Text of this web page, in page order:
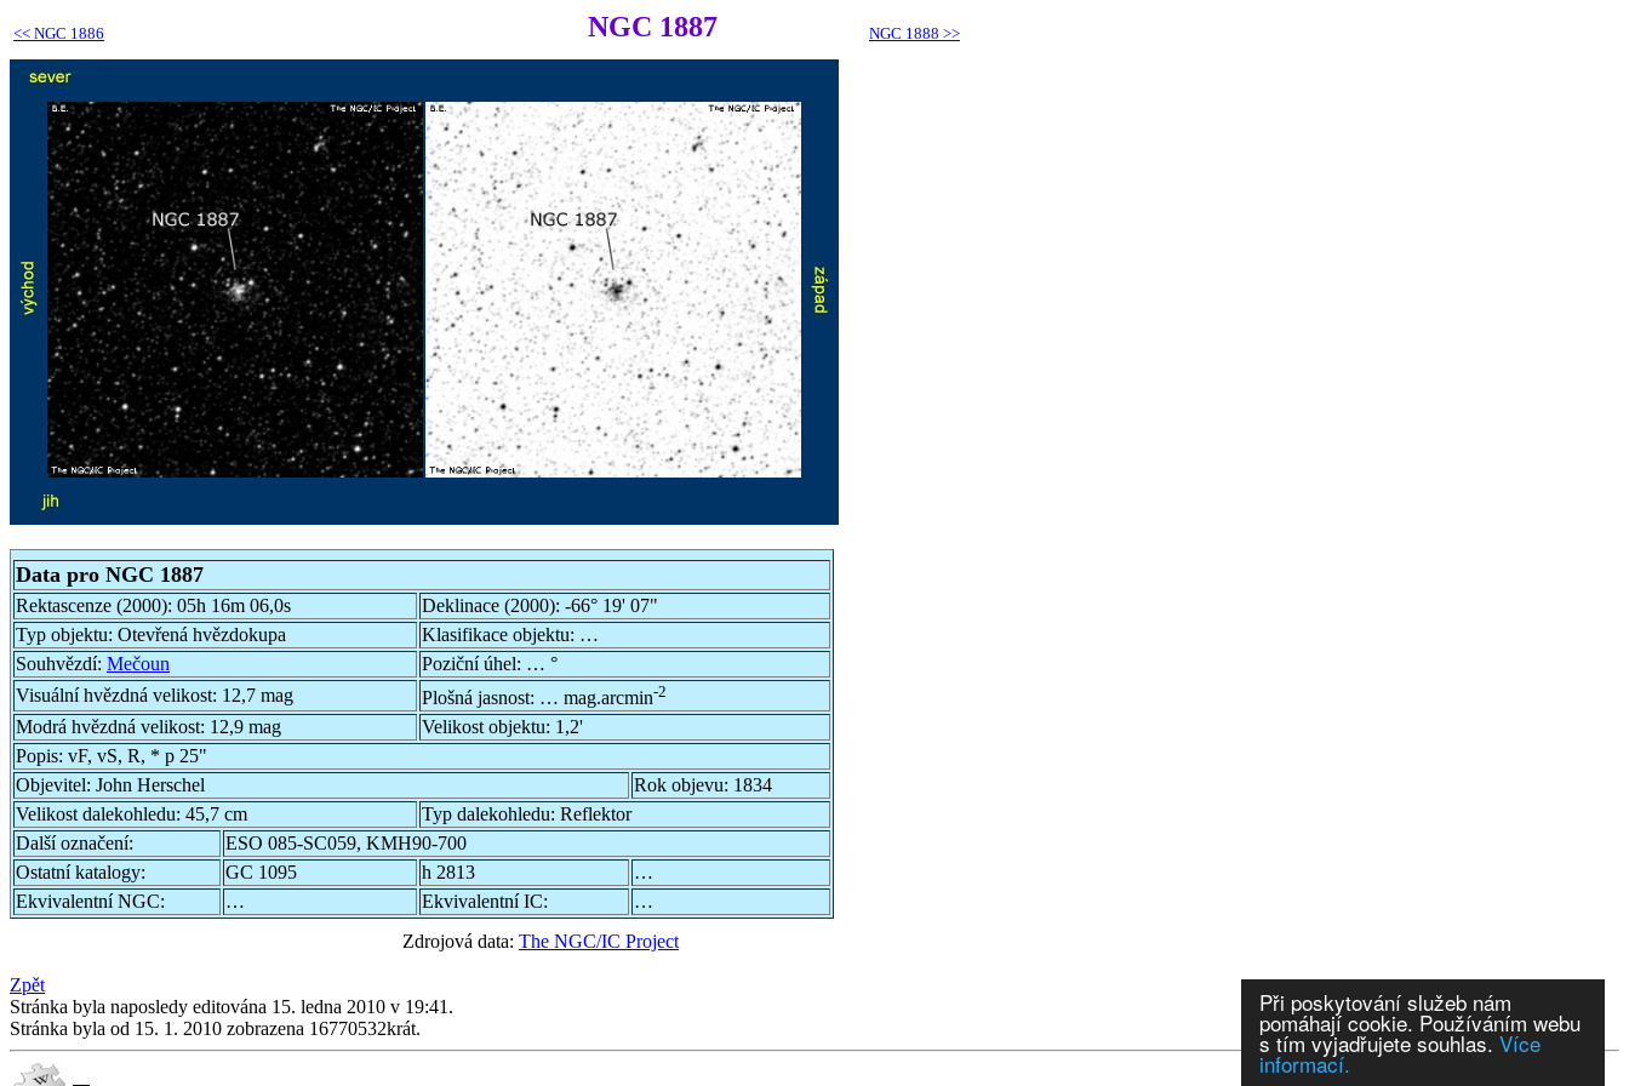
Při poskytování služeb nám
pomáhají cookie. Používáním webu
s tím vyjadřujete souhlas. Více
informací.
<< NGC 1886 NGC 1887 NGC 1888 >>
Data pro NGC 1887
Rektascenze (2000): 05h 16m 06,0s Deklinace (2000): -66° 19' 07"
Typ objektu: Otevřená hvězdokupa Klasifikace objektu: …
Souhvězdí: Mečoun Poziční úhel: … °
Visuální hvězdná velikost: 12,7 mag Plošná jasnost: … mag.arcmin-2
Modrá hvězdná velikost: 12,9 mag Velikost objektu: 1,2'
Popis: vF, vS, R, * p 25"
Objevitel: John Herschel Rok objevu: 1834
Velikost dalekohledu: 45,7 cm Typ dalekohledu: Reflektor
Další označení:
ESO 085-SC059, KMH90-700
Ostatní katalogy:
GC 1095 h 2813
…
Ekvivalentní NGC:
… Ekvivalentní IC:
…
Zdrojová data: The NGC/IC Project
Zpět
Stránka byla naposledy editována 15. ledna 2010 v 19:41.
Stránka byla od 15. 1. 2010 zobrazena 16770532krát.